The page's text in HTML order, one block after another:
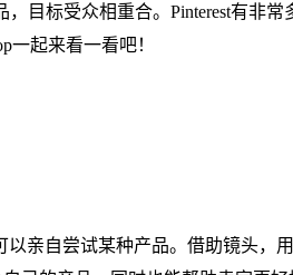
目标受众相重合。Pinterest有非
一起来看一看吧！
亲自尝试某种产品。借助镜头，用